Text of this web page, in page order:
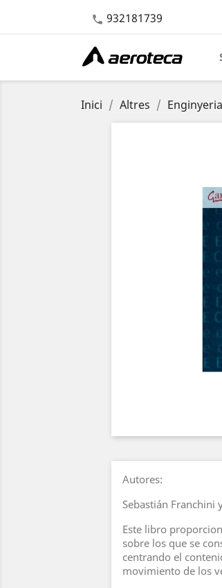
 932181739
Inici Altres
Autores:
Sebastián Franchini
Este libro
sobre los que se
centrando el
movimiento de los